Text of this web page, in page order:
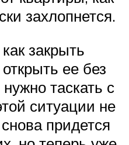
захлопнется.
закрыть
ее без
таскать с
ситуации не
придется